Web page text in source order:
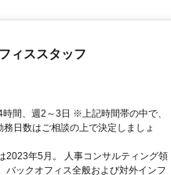
ィススタッフ
間、週2～3日 ※上記時間帯の中で、
日数はご相談の上で決定しましょ
2023年5月。 人事コンサルティング領
バックオフィス全般および対外インフ